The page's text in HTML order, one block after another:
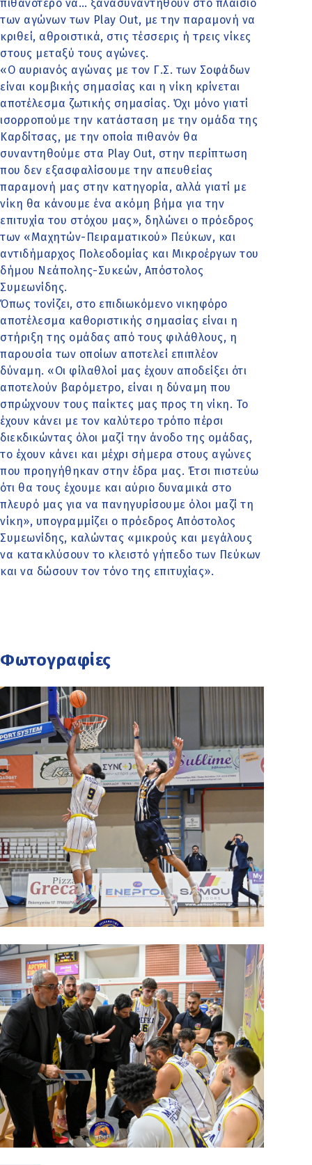
πιθανότερο να… ξανασυναντηθούν στο πλαίσιο
των αγώνων των Play Out, με την παραμονή να
κριθεί, αθροιστικά, στις τέσσερις ή τρεις νίκες
στους μεταξύ τους αγώνες.
«Ο αυριανός αγώνας με τον Γ.Σ. των Σοφάδων
είναι κομβικής σημασίας και η νίκη κρίνεται
αποτέλεσμα ζωτικής σημασίας. Όχι μόνο γιατί
ισορροπούμε την κατάσταση με την ομάδα της
Καρδίτσας, με την οποία πιθανόν θα
συναντηθούμε στα Play Out, στην περίπτωση
που δεν εξασφαλίσουμε την απευθείας
παραμονή μας στην κατηγορία, αλλά γιατί με
νίκη θα κάνουμε ένα ακόμη βήμα για την
επιτυχία του στόχου μας», δηλώνει ο πρόεδρος
των «Μαχητών-Πειραματικού» Πεύκων, και
αντιδήμαρχος Πολεοδομίας και Μικροέργων του
δήμου Νεάπολης-Συκεών, Απόστολος
Συμεωνίδης.
Όπως τονίζει, στο επιδιωκόμενο νικηφόρο
αποτέλεσμα καθοριστικής σημασίας είναι η
στήριξη της ομάδας από τους φιλάθλους, η
παρουσία των οποίων αποτελεί επιπλέον
δύναμη. «Οι φίλαθλοί μας έχουν αποδείξει ότι
αποτελούν βαρόμετρο, είναι η δύναμη που
σπρώχνουν τους παίκτες μας προς τη νίκη. Το
έχουν κάνει με τον καλύτερο τρόπο πέρσι
διεκδικώντας όλοι μαζί την άνοδο της ομάδας,
το έχουν κάνει και μέχρι σήμερα στους αγώνες
που προηγήθηκαν στην έδρα μας. Έτσι πιστεύω
ότι θα τους έχουμε και αύριο δυναμικά στο
πλευρό μας για να πανηγυρίσουμε όλοι μαζί τη
νίκη», υπογραμμίζει ο πρόεδρος Απόστολος
Συμεωνίδης, καλώντας «μικρούς και μεγάλους
να κατακλύσουν το κλειστό γήπεδο των Πεύκων
και να δώσουν τον τόνο της επιτυχίας».
Φωτογραφίες